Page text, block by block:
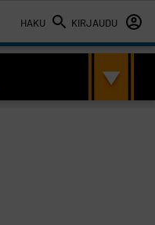
HAKU KIRJAUDU